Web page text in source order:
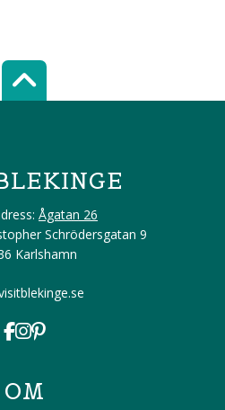
Scroll top of
Ågatan 26
Schrödersgatan 9
Karlshamn
OM